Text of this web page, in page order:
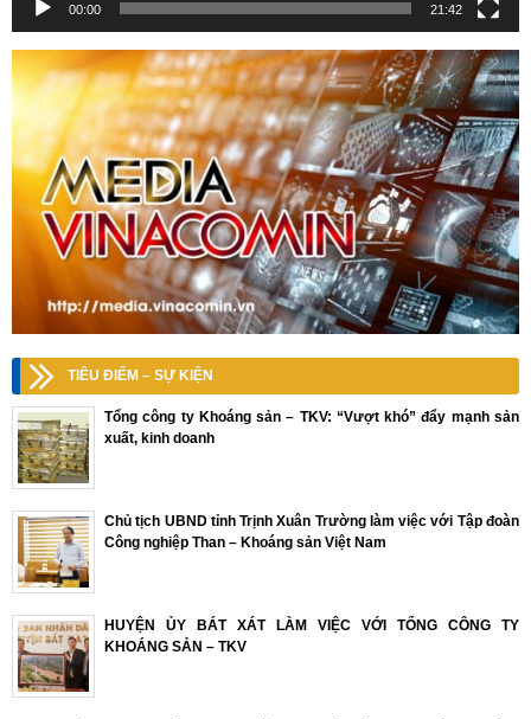
00:00 21:42
TIÊU ĐIỂM – SỰ KIỆN
Tổng công ty Khoáng sản – TKV: “Vượt khó” đẩy mạnh sản
xuất, kinh doanh
Chủ tịch UBND tỉnh Trịnh Xuân Trường làm việc với Tập đoàn
Công nghiệp Than – Khoáng sản Việt Nam
HUYỆN ỦY BÁT XÁT LÀM VIỆC VỚI TỔNG CÔNG TY
KHOÁNG SẢN – TKV